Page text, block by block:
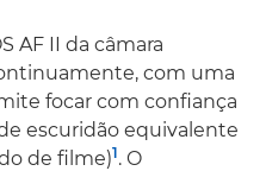
AF II da câmara
com uma
focar com confiança
escuridão equivalente
de filme)1. O